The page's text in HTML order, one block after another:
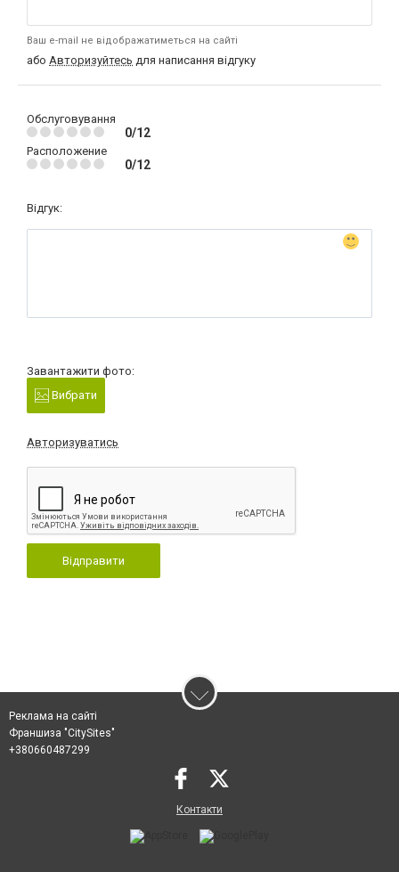
Ваш e-mail не відображатиметься на сайті
або Авторизуйтесь для написання відгуку
Обслуговування
0/12
Расположение
0/12
Відгук:
Завантажити фото:
Вибрати
Авторизуватись
Відправити
Реклама на сайті
Франшиза "CitySites"
+380660487299
Контакти